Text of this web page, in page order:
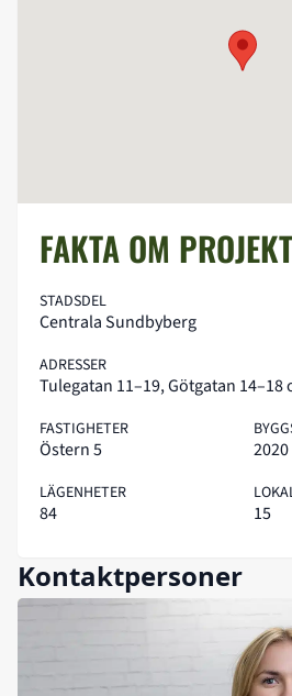
FAKTA OM
STADSDEL
Centrala Sundbyberg
ADRESSER
Tulegatan 11–19, Götgatan 14–18
FASTIGHETER
Östern 5 2020
LÄGENHETER
84 15
Kontaktpersoner